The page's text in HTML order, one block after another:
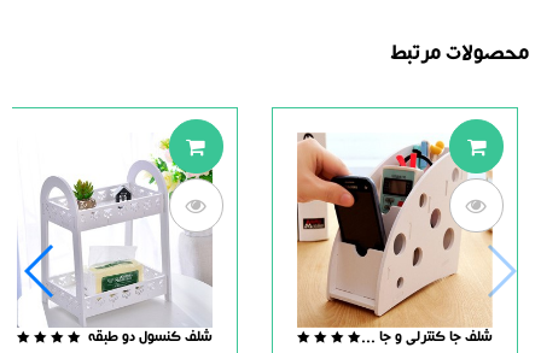
محصولات مرتبط
شلف جا کنترلی و جا لوازمی دو حالته
شلف کنسول دو طبقه